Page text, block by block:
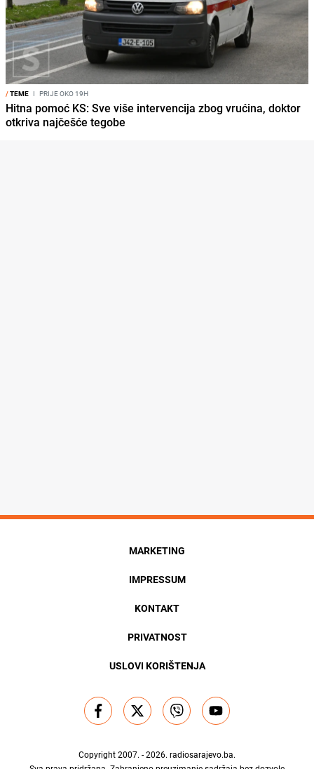
/TEME I PRIJE OKO 19H
Hitna pomoć KS: Sve više intervencija zbog vrućina, doktor
otkriva najčešće tegobe
MARKETING
IMPRESSUM
KONTAKT
PRIVATNOST
USLOVI KORIŠTENJA
Copyright 2007. - 2026. radiosarajevo.ba.